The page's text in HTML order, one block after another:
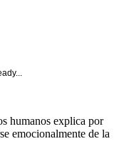
humanos explica por
emocionalmente de la